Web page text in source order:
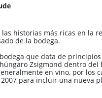
historias más ricas en la
de la bodega.
que data de
Zsigmond dentro
en vino, por los
para incluir una nueva